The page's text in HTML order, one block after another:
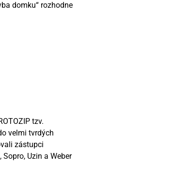
domku“ rozhodne
tzv.
velmi tvrdých
zástupci
Uzin a Weber